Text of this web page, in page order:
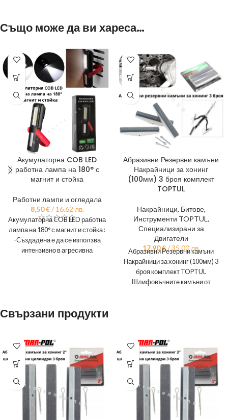
Също може да ви хареса…
Акумулаторна COB LED
работна лампа на 180° с
магнит и стойка
Работни лампи и огледала
8,50€ / 16.62 лв.
Акумулаторна COB LED работна
лампа на 180° с магнит и стойка :
-Създадена е да се използва
интензивно в агресивна
Абразивни Резервни камъни
Накрайници за хонинг
(100мм) 3 броя комплект
TOPTUL
Накрайници, Битове,
Инструменти TOPTUL ,
Специализирани за
Двигатели
17,90€ / 35.00 лв.
Абразивни Резервни камъни
Накрайници за хонинг (100мм) 3
броя комплект TOPTUL
Шлифовъчните камъни от
Свързани продукти